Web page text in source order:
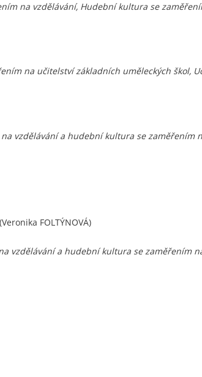
na vzdělávání, Hudební kultura se
na učitelství základních uměleckých škol,
vzdělávání a hudební kultura se zaměřením
(Veronika FOLTÝNOVÁ)
vzdělávání a hudební kultura se zaměřením